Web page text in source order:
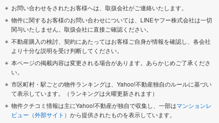
お問い合わせをされたお客様へは、取扱会社がご連絡いたします。
物件に関するお客様のお問い合わせについては、LINEヤフー株式会社は一切
関与いたしません。取扱会社に直接ご確認ください。
不動産購入の検討、契約にあたってはお客様ご自身が情報を確認し、各会社
より十分な説明を受け判断してください。
本ページの掲載内容は変更される場合があります。あらかじめご了承くださ
い。
市区町村・駅ごとの物件ランキングは、Yahoo!不動産独自のルールに基づい
て表示しています。（ランキングは火曜更新されます）
物件クチコミ情報は主にYahoo!不動産が独自で収集し、一部はマンションレ
ビュー（外部サイト） から提供されたものを表示しています。